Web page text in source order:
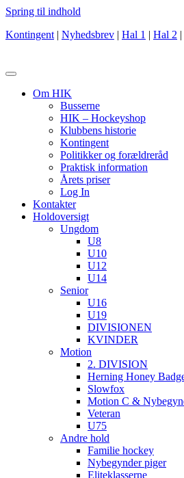
Spring til indhold
Kontingent | Nyhedsbrev | Hal 1 | Hal 2 |
Om HIK
Busserne
HIK – Hockeyshop
Klubbens historie
Kontingent
Politikker og forældreråd
Praktisk information
Årets priser
Log In
Kontakter
Holdoversigt
Ungdom
U8
U10
U12
U14
Senior
U16
U19
DIVISIONEN
KVINDER
Motion
2. DIVISION
Herning Honey
Slowfox
Motion C &
Veteran
U75
Andre hold
Familie hockey
Nybegynder piger
Eliteklasserne